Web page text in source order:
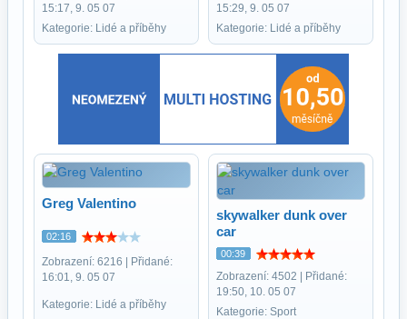
15:17, 9. 05 07
Kategorie: Lidé a příběhy
15:29, 9. 05 07
Kategorie: Lidé a příběhy
Greg Valentino
02:16
Zobrazení: 6216 | Přidané:
16:01, 9. 05 07
Kategorie: Lidé a příběhy
skywalker dunk over
car
00:39
Zobrazení: 4502 | Přidané:
19:50, 10. 05 07
Kategorie: Sport